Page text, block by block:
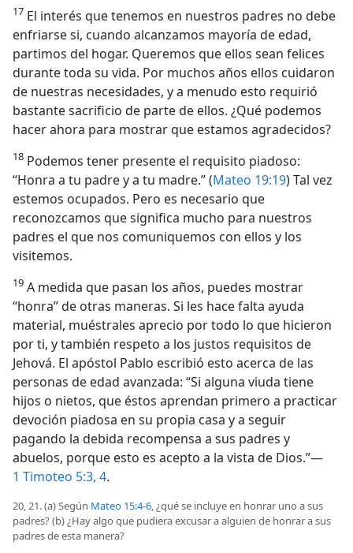
17 El interés que tenemos en nuestros padres no debe
enfriarse si, cuando alcanzamos mayoría de edad,
partimos del hogar. Queremos que ellos sean felices
durante toda su vida. Por muchos años ellos cuidaron
de nuestras necesidades, y a menudo esto requirió
bastante sacrificio de parte de ellos. ¿Qué podemos
hacer ahora para mostrar que estamos agradecidos?
18 Podemos tener presente el requisito piadoso:
“Honra a tu padre y a tu madre.” (Mateo 19:19) Tal vez
estemos ocupados. Pero es necesario que
reconozcamos que significa mucho para nuestros
padres el que nos comuniquemos con ellos y los
visitemos.
19 A medida que pasan los años, puedes mostrar
“honra” de otras maneras. Si les hace falta ayuda
material, muéstrales aprecio por todo lo que hicieron
por ti, y también respeto a los justos requisitos de
Jehová. El apóstol Pablo escribió esto acerca de las
personas de edad avanzada: “Si alguna viuda tiene
hijos o nietos, que éstos aprendan primero a practicar
devoción piadosa en su propia casa y a seguir
pagando la debida recompensa a sus padres y
abuelos, porque esto es acepto a la vista de Dios.”—
1 Timoteo 5:3, 4.
20, 21. (a) Según Mateo 15:4-6, ¿qué se incluye en honrar uno a sus
padres? (b) ¿Hay algo que pudiera excusar a alguien de honrar a sus
padres de esta manera?